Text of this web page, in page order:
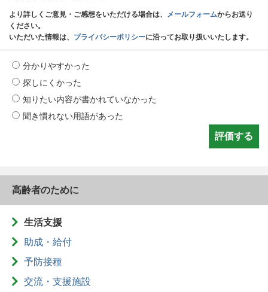
より詳しくご意見・ご感想をいただける場合は、 メールフォームからお送り
ください。
いただいた情報は、 プライバシーポリシーに沿ってお取り扱いいたします。
分かりやすかった
探しにくかった
知りたい内容が書かれていなかった
聞き慣れない用語があった
高齢者のために
生活支援
助成・給付
予防接種
交流・支援施設